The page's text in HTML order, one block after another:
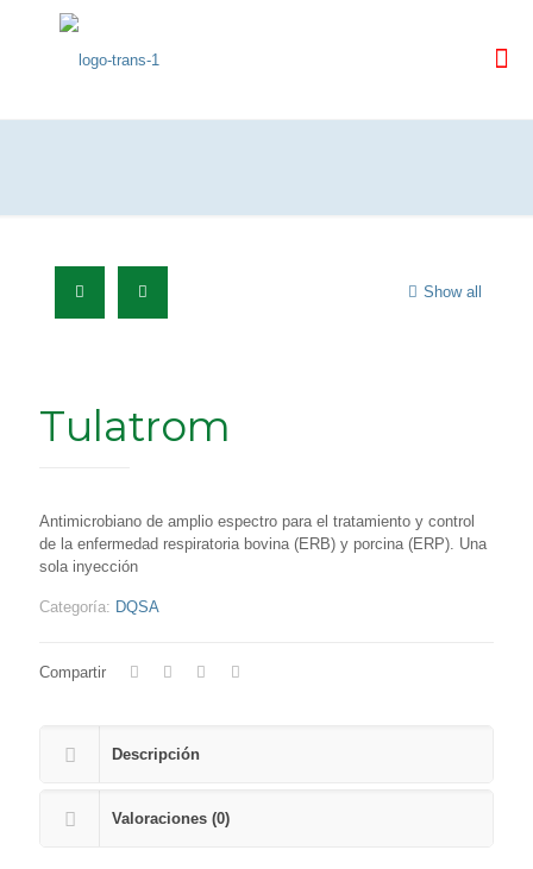
Show all
Tulatrom
Antimicrobiano de amplio espectro para el tratamiento y control
de la enfermedad respiratoria bovina (ERB) y porcina (ERP). Una
sola inyección
Categoría: DQSA
Compartir
Descripción
Valoraciones (0)